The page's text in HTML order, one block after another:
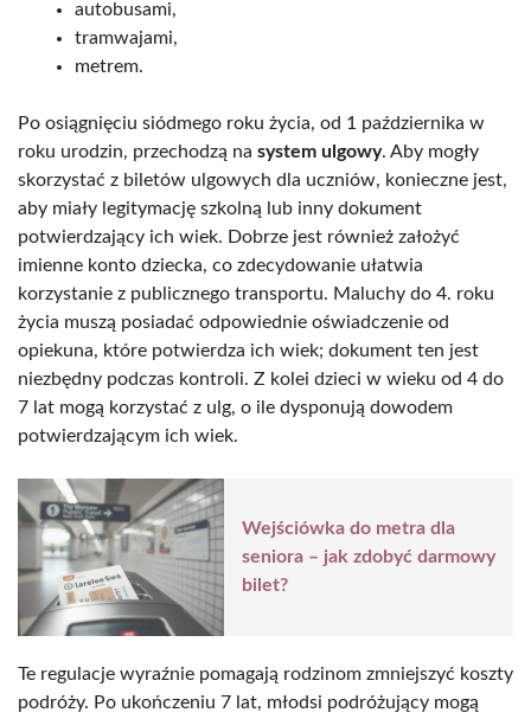
autobusami,
tramwajami,
metrem.
Po osiągnięciu siódmego roku życia, od 1 października w
roku urodzin, przechodzą na system ulgowy. Aby mogły
skorzystać z biletów ulgowych dla uczniów, konieczne jest,
aby miały legitymację szkolną lub inny dokument
potwierdzający ich wiek. Dobrze jest również założyć
imienne konto dziecka, co zdecydowanie ułatwia
korzystanie z publicznego transportu. Maluchy do 4. roku
życia muszą posiadać odpowiednie oświadczenie od
opiekuna, które potwierdza ich wiek; dokument ten jest
niezbędny podczas kontroli. Z kolei dzieci w wieku od 4 do
7 lat mogą korzystać z ulg, o ile dysponują dowodem
potwierdzającym ich wiek.
Wejściówka do metra dla
seniora – jak zdobyć darmowy
bilet?
Te regulacje wyraźnie pomagają rodzinom zmniejszyć koszty
podróży. Po ukończeniu 7 lat, młodsi podróżujący mogą